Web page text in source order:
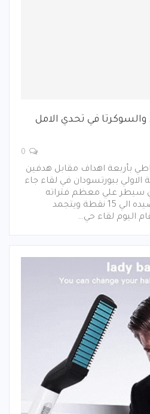
في تحدي الامل
بأربعة اهداف مقابل هدفين
ببورتسودان في لقاء جاء
سيطر علي معظم فتراته
بالنتيجة يرتفع الجهاد برصيده الي 15 نقطة ويتجمد